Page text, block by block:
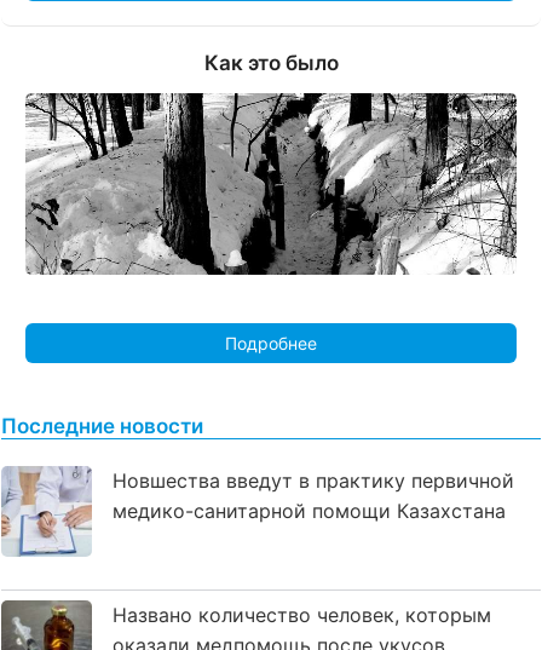
Как это было
Подробнее
Последние новости
Новшества введут в практику первичной
медико-санитарной помощи Казахстана
Названо количество человек, которым